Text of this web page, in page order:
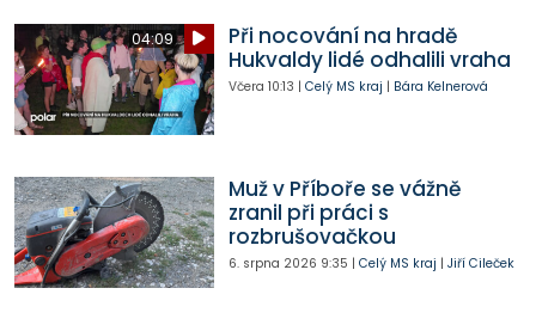
04:09
Při nocování na hradě
Hukvaldy lidé odhalili vraha
Včera 10:13 | Celý MS kraj | Bára Kelnerová
Muž v Příboře se vážně
zranil při práci s
rozbrušovačkou
6. srpna 2026 9:35 | Celý MS kraj | Jiří Cileček